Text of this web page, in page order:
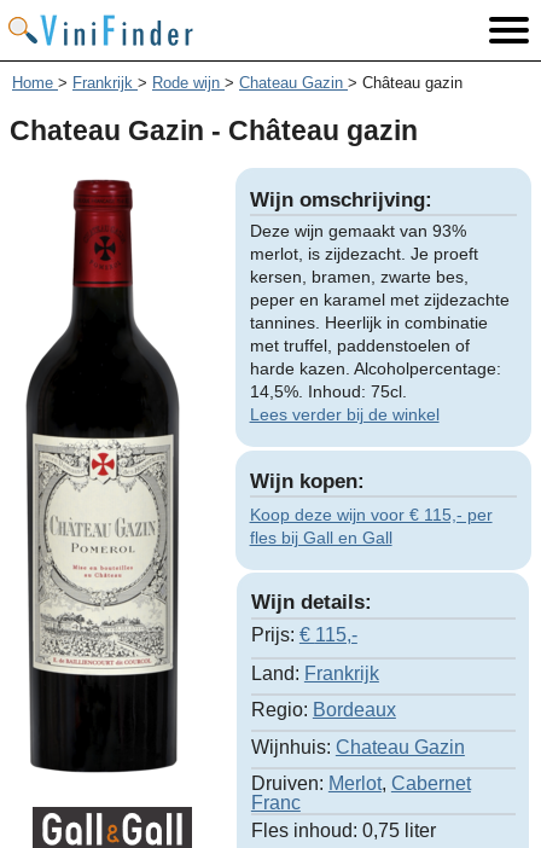
Home > Frankrijk > Rode wijn > Chateau Gazin > Château gazin
Chateau Gazin - Château gazin
Wijn omschrijving:
Deze wijn gemaakt van 93%
merlot, is zijdezacht. Je proeft
kersen, bramen, zwarte bes,
peper en karamel met zijdezachte
tannines. Heerlijk in combinatie
met truffel, paddenstoelen of
harde kazen. Alcoholpercentage:
14,5%. Inhoud: 75cl.
Lees verder bij de winkel
Wijn kopen:
Koop deze wijn voor € 115,- per
fles bij Gall en Gall
Wijn details:
Prijs: € 115,-
Land: Frankrijk
Regio: Bordeaux
Wijnhuis: Chateau Gazin
Druiven: Merlot, Cabernet
Franc
Fles inhoud: 0,75 liter